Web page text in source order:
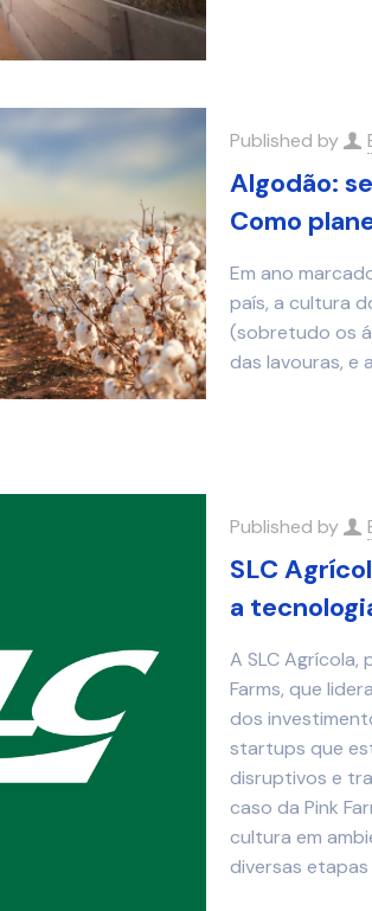
Published by
Algodão:
Como
Em ano
país, a cultura
(sobretudo os
das lavouras, e
Published by
SLC
a
A SLC
Farms, que
dos
startups que
disruptivos e
caso da Pink
cultura em
diversas